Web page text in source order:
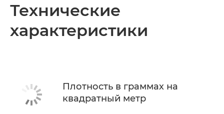
Технические
характеристики
Плотность в граммах на
квадратный метр